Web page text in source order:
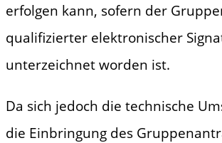
erfolgen kann, sofern der
qualifizierter elektronischer
unterzeichnet worden ist.
Da sich jedoch die technische
die Einbringung des